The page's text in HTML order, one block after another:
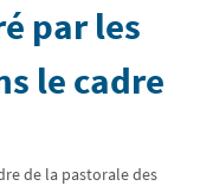
par les
le cadre
de la pastorale des